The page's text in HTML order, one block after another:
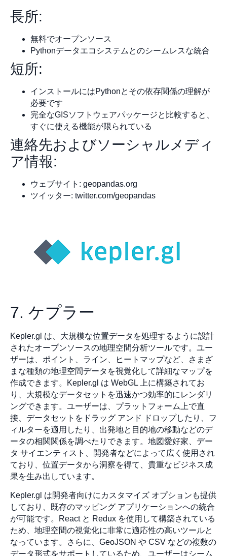
長所:
無料でオープンソース
Pythonデータエコシステムとのシームレスな統合
短所:
インストールにはPythonとその依存関係の理解が
必要です
完全なGISソフトウェアパッケージと比較すると、
すぐに使える機能が限られている
連絡先およびソーシャルメディ
ア情報:
ウェブサイト: geopandas.org
ツイッター: twitter.com/geopandas
7. ケプラー
Kepler.gl は、大規模な位置データを処理するように設計
されたオープンソースの地理空間分析ツールです。ユー
ザーは、ポイント、ライン、ヒートマップなど、さまざ
まな種類の地理空間データを視覚化して詳細なマップを
作成できます。Kepler.gl は WebGL 上に構築されてお
り、大規模なデータセットを迅速かつ効率的にレンダリ
ングできます。ユーザーは、プラットフォーム上で直
接、データセットをドラッグ アンド ドロップしたり、フ
ィルターを適用したり、出発地と目的地の移動などのデ
ータの相関関係を調べたりできます。地図愛好家、デー
タ サイエンティスト、開発者などによって広く使用され
ており、位置データから洞察を得て、貴重なビジネス成
果を生み出しています。
Kepler.gl は開発者向けにカスタマイズ オプションも提供
しており、既存のマッピング アプリケーションへの統合
が可能です。React と Redux を使用して構築されている
ため、地理空間の視覚化に非常に適応性の高いツールと
なっています。さらに、GeoJSON や CSV などの複数の
データ形式をサポートしているため、ユーザーはシーム